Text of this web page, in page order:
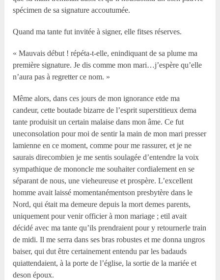
spécimen de sa signature accoutumée.
Quand ma tante fut invitée à signer, elle fitses réserves.
« Mauvais début ! répéta-t-elle, enindiquant de sa plume ma
première signature. Je dis comme mon mari…j’espère qu’elle
n’aura pas à regretter ce nom. »
Même alors, dans ces jours de mon ignorance etde ma
candeur, cette boutade bizarre de l’esprit superstitieux dema
tante produisit un certain malaise dans mon âme. Ce fut
uneconsolation pour moi de sentir la main de mon mari presser
lamienne en ce moment, comme pour me rassurer, et je ne
saurais direcombien je me sentis soulagée d’entendre la voix
sympathique de mononcle me souhaiter cordialement en se
séparant de nous, une vieheureuse et prospère. L’excellent
homme avait laissé momentanémentson presbytère dans le
Nord, qui était ma demeure depuis la mort demes parents,
uniquement pour venir officier à mon mariage ; etil avait
décidé avec ma tante qu’ils prendraient pour y retournerle train
de midi. Il me serra dans ses bras robustes et me donna ungros
baiser, qui dut être certainement entendu par les badauds
quiattendaient, à la porte de l’église, la sortie de la mariée et
deson époux.